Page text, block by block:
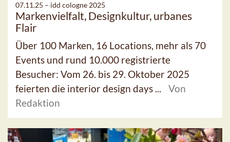
07.11.25 – idd cologne 2025
Markenvielfalt, Designkultur, urbanes
Flair
Über 100 Marken, 16 Locations, mehr als 70
Events und rund 10.000 registrierte
Besucher: Vom 26. bis 29. Oktober 2025
feierten die interior design days ...
Von
Redaktion